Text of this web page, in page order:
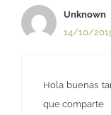
Unknown
14/10/
Hola buenas
que comparte